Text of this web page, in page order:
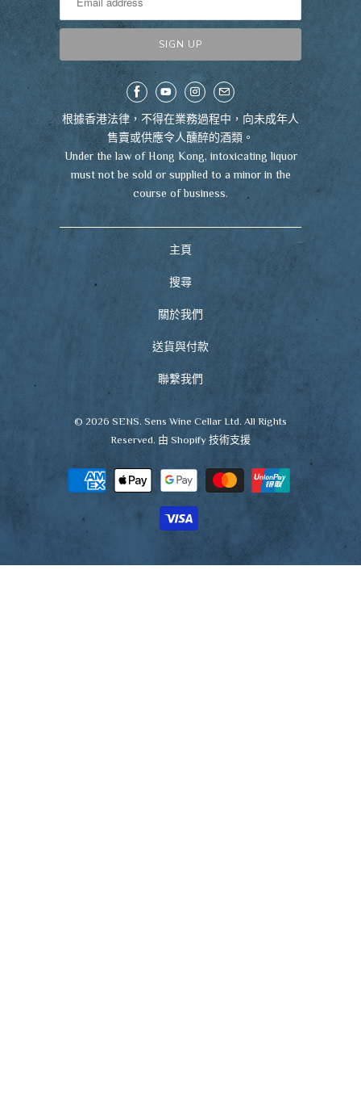
根據香港法律，不得在業務過程中，向未成年人
售賣或供應令人醺醉的酒類。
Under the law of Hong Kong, intoxicating liquor
must not be sold or supplied to a minor in the
course of business.
主頁
搜尋
關於我們
送貨與付款
聯繫我們
© 2026 SENS. Sens Wine Cellar Ltd. All Rights
Reserved. 由 Shopify 技術支援